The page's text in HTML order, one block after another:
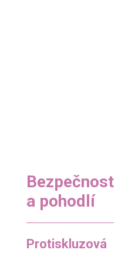
Bezpečnost
a pohodlí
Protiskluzová